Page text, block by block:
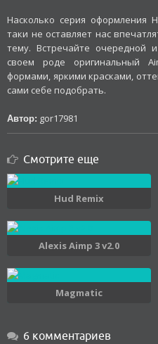
Насколько серия оформления
таки не оставляет нас
тему. Встречайте
своем роде оригинальный
формами, яркими красками,
сами себе подобрать.
Автор: gor17981
Смотрите еще
Hud Remix
Alexis Aimp 3 v2.0
Magmatic
6 комментариев